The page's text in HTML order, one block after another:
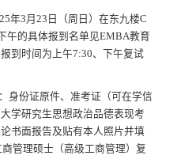
年3月23日（周日）在东九楼C
午的具体报到名单见EMBA教育
到时间为上午7:30、下午复试
身份证原件、准考证（可在学信
学研究生思想政治品德表现考
书面报告及贴有本人照片并填
管理硕士（高级工商管理）复